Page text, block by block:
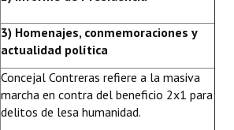
3) Homenajes, conmemoraciones y
actualidad política
Concejal Contreras refiere a la masiva
marcha en contra del beneficio 2x1 para
delitos de lesa humanidad.